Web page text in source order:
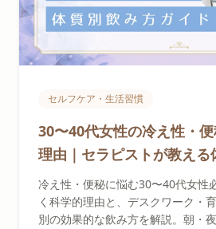
セルフケア・生活習慣
30〜40代女性の冷え性・
理由｜セラピストが教える
と最適なタイミング
冷え性・便秘に悩む30〜40代女性
く科学的理由と、デスクワーク・
別の効果的な飲み方を解説。朝・